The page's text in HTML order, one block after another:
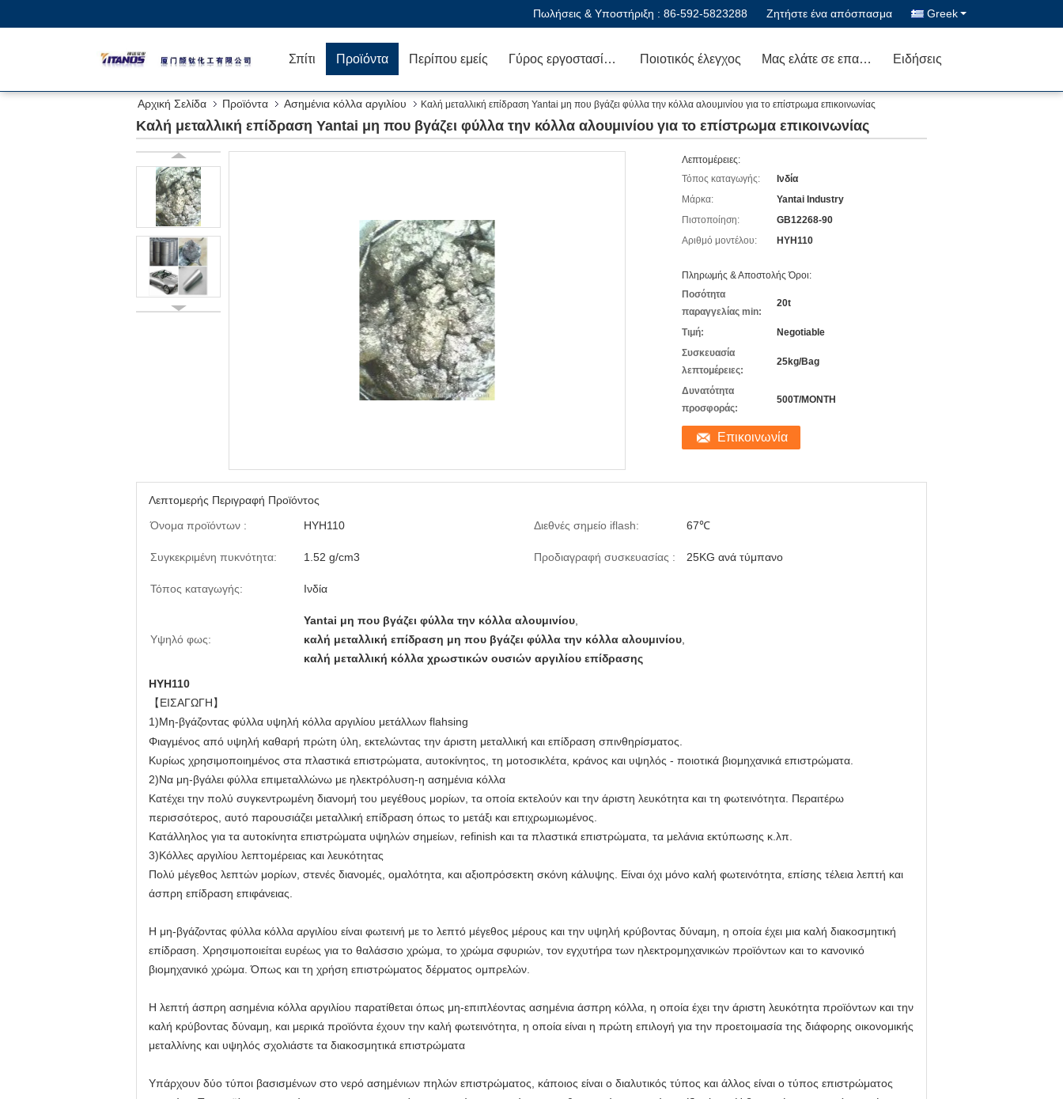
Πωλήσεις & Υποστήριξη : 86-592-5823288 Ζητήστε ένα απόσπασμα Greek
Σπίτι Προϊόντα Περίπου εμείς Γύρος εργοστασίων Ποιοτικός έλεγχος Μας ελάτε σε επαφή με Ειδήσεις
Αρχική Σελίδα Προϊόντα Ασημένια κόλλα αργιλίου Καλή μεταλλική επίδραση Yantai μη που βγάζει φύλλα την κόλλα αλουμινίου για το επίστρωμα επικοινωνίας
Καλή μεταλλική επίδραση Yantai μη που βγάζει φύλλα την κόλλα αλουμινίου για το επίστρωμα επικοινωνίας
Λεπτομέρειες:
Τόπος καταγωγής:
Ινδία
Μάρκα:
Yantai Industry
Πιστοποίηση:
GB12268-90
Αριθμό μοντέλου:
HYH110
Πληρωμής & Αποστολής Όροι:
Ποσότητα
παραγγελίας min:
20t
Τιμή:
Negotiable
Συσκευασία
λεπτομέρειες:
25kg/Bag
Δυνατότητα
προσφοράς:
500T/MONTH
Επικοινωνία
Λεπτομερής Περιγραφή Προϊόντος
Όνομα προϊόντων :
HYH110 Διεθνές σημείο iflash: 67℃
Συγκεκριμένη πυκνότητα: 1.52 g/cm3 Προδιαγραφή συσκευασίας : 25KG ανά τύμπανο
Τόπος καταγωγής: Ινδία
Υψηλό φως:
Yantai μη που βγάζει φύλλα την κόλλα αλουμινίου
καλή μεταλλική επίδραση μη που βγάζει φύλλα την κόλλα αλουμινίου
καλή μεταλλική κόλλα χρωστικών ουσιών αργιλίου επίδρασης
HYH110
【ΕΙΣΑΓΩΓΗ】
1)Μη-βγάζοντας φύλλα υψηλή κόλλα αργιλίου μετάλλων flahsing
Φιαγμένος από υψηλή καθαρή πρώτη ύλη, εκτελώντας την άριστη μεταλλική και επίδραση σπινθηρίσματος.
Κυρίως χρησιμοποιημένος στα πλαστικά επιστρώματα, αυτοκίνητος, τη μοτοσικλέτα, κράνος και υψηλός - ποιοτικά βιομηχανικά επιστρώματα.
2)Να μη-βγάλει φύλλα επιμεταλλώνω με ηλεκτρόλυση-η ασημένια κόλλα
Κατέχει την πολύ συγκεντρωμένη διανομή του μεγέθους μορίων, τα οποία εκτελούν και την άριστη λευκότητα και τη φωτεινότητα. Περαιτέρω
περισσότερος, αυτό παρουσιάζει μεταλλική επίδραση όπως το μετάξι και επιχρωμιωμένος.
Κατάλληλος για τα αυτοκίνητα επιστρώματα υψηλών σημείων, refinish και τα πλαστικά επιστρώματα, τα μελάνια εκτύπωσης κ.λπ.
3)Κόλλες αργιλίου λεπτομέρειας και λευκότητας
Πολύ μέγεθος λεπτών μορίων, στενές διανομές, ομαλότητα, και αξιοπρόσεκτη σκόνη κάλυψης. Είναι όχι μόνο καλή φωτεινότητα, επίσης τέλεια λεπτή και
άσπρη επίδραση επιφάνειας.
Η μη-βγάζοντας φύλλα κόλλα αργιλίου είναι φωτεινή με το λεπτό μέγεθος μέρους και την υψηλή κρύβοντας δύναμη, η οποία έχει μια καλή διακοσμητική
επίδραση. Χρησιμοποιείται ευρέως για το θαλάσσιο χρώμα, το χρώμα σφυριών, τον εγχυτήρα των ηλεκτρομηχανικών προϊόντων και το κανονικό
βιομηχανικό χρώμα. Όπως και τη χρήση επιστρώματος δέρματος ομπρελών.
Η λεπτή άσπρη ασημένια κόλλα αργιλίου παρατίθεται όπως μη-επιπλέοντας ασημένια άσπρη κόλλα, η οποία έχει την άριστη λευκότητα προϊόντων και την
καλή κρύβοντας δύναμη, και μερικά προϊόντα έχουν την καλή φωτεινότητα, η οποία είναι η πρώτη επιλογή για την προετοιμασία της διάφορης οικονομικής
μεταλλίνης και υψηλός σχολιάστε τα διακοσμητικά επιστρώματα
Υπάρχουν δύο τύποι βασισμένων στο νερό ασημένιων πηλών επιστρώματος, κάποιος είναι ο διαλυτικός τύπος και άλλος είναι ο τύπος επιστρώματος